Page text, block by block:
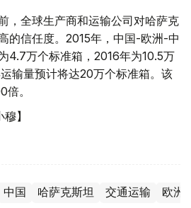
，全球生产商和运输公司对哈萨克
的信任度。2015年，中国-欧洲-中
4.7万个标准箱，2016年为10.5万
输量预计将达20万个标准箱。该
。
】
中国 哈萨克斯坦 交通运输 欧洲